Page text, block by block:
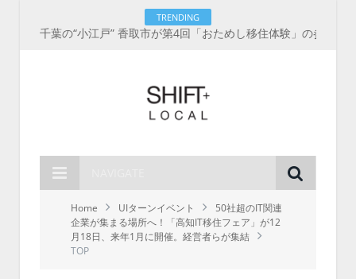
TRENDING
Home UIターンイベント
50社超のIT関連
企業が集まる場所へ！「高知IT移住フェア」が12
月18日、来年1月に開催。経営者らが集結
TOP